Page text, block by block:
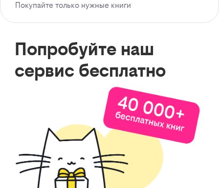
Покупайте только нужные книги
Попробуйте наш
сервис бесплатно